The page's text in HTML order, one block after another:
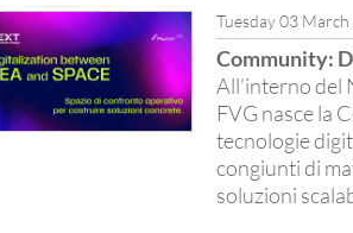
Tuesday 03
Community:
All’interno del
FVG nasce la
tecnologie
congiunti di
soluzioni